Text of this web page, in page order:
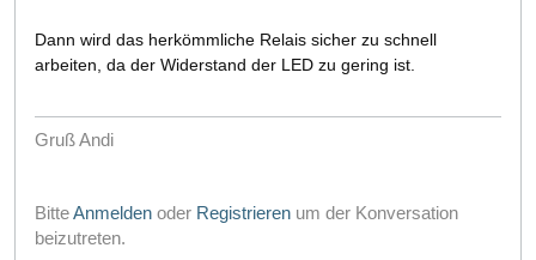
Dann wird das herkömmliche Relais sicher zu schnell
arbeiten, da der Widerstand der LED zu gering ist.
Gruß Andi
BitteAnmelden oder Registrieren um der Konversation
beizutreten.